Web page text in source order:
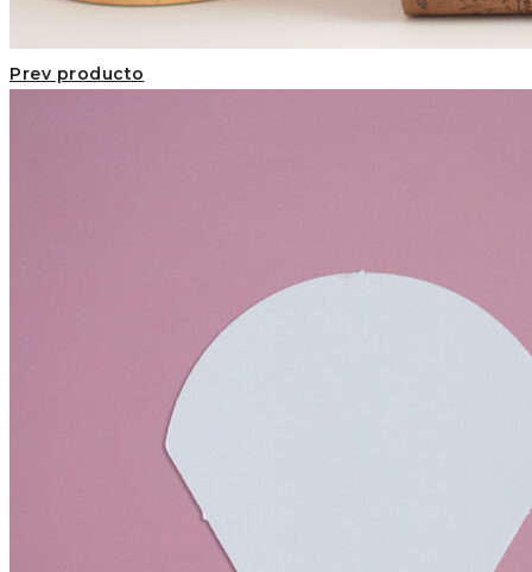
Prev producto